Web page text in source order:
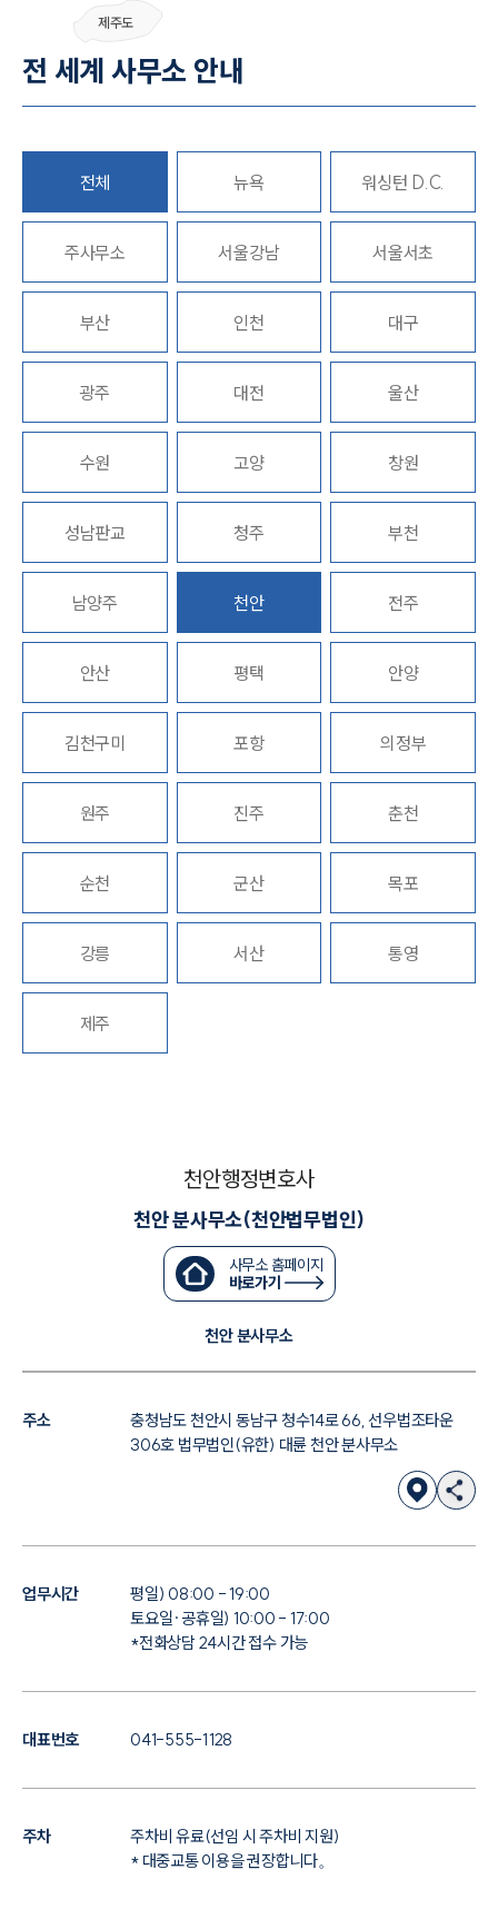
그룹소개
대륜의 강점
오시는 길
고객의 소리
통합검색
AI대륜
업무사례
사례분석/최신동향
법률정보
법률지식인
고객후기
업무분야
전체
구성원 소개
소식/자료
언론보도
공지사항
법률 블로그
법률서식
세미나
대륜법률상담예약
제주도
전 세계 사무소 안내
전체 뉴욕 워싱턴 D.C.
주사무소 서울강남 서울서초
부산 인천 대구
광주 대전 울산
수원 고양 창원
성남판교 청주 부천
남양주 천안 전주
안산 평택 안양
김천구미 포항 의정부
원주 진주 춘천
순천 군산 목포
강릉 서산 통영
제주
천안행정변호사
천안 분사무소(천안법무법인)
사무소 홈페이지
바로가기
천안 분사무소
주소
충청남도 천안시 동남구 청수14로 66, 선우법조타운
306호 법무법인(유한) 대륜 천안 분사무소
업무시간
평일) 08:00 - 19:00
토요일·공휴일) 10:00 - 17:00
*전화상담 24시간 접수 가능
대표번호 041-555-1128
주차
주차비 유료(선임 시 주차비 지원)
* 대중교통 이용을 권장합니다。